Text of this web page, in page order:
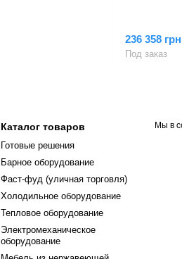
236 358 грн
Под заказ
Каталог товаров
Готовые решения
Барное оборудование
Фаст-фуд (уличная торговля)
Холодильное оборудование
Тепловое оборудование
Электромеханическое
оборудование
Мы в